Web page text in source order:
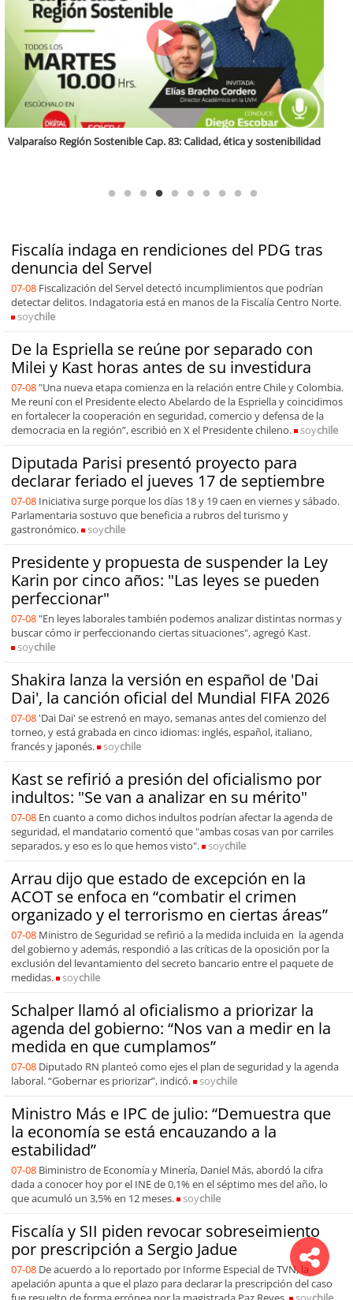
Región Sostenible Cap 60: Economía circular y desarrollo regional
Fiscalía indaga en rendiciones del PDG tras
denuncia del Servel
07-08 Fiscalización del Servel detectó incumplimientos que podrían
detectar delitos. Indagatoria está en manos de la Fiscalía Centro Norte.
soychile
De la Espriella se reúne por separado con
Milei y Kast horas antes de su investidura
07-08 "Una nueva etapa comienza en la relación entre Chile y Colombia.
Me reuní con el Presidente electo Abelardo de la Espriella y coincidimos
en fortalecer la cooperación en seguridad, comercio y defensa de la
democracia en la región”, escribió en X el Presidente chileno.
soychile
Diputada Parisi presentó proyecto para
declarar feriado el jueves 17 de septiembre
07-08 Iniciativa surge porque los días 18 y 19 caen en viernes y sábado.
Parlamentaria sostuvo que beneficia a rubros del turismo y
gastronómico.
soychile
Presidente y propuesta de suspender la Ley
Karin por cinco años: "Las leyes se pueden
perfeccionar"
07-08 "En leyes laborales también podemos analizar distintas normas y
buscar cómo ir perfeccionando ciertas situaciones", agregó Kast.
soychile
Shakira lanza la versión en español de 'Dai
Dai', la canción oficial del Mundial FIFA 2026
07-08 'Dai Dai' se estrenó en mayo, semanas antes del comienzo del
torneo, y está grabada en cinco idiomas: inglés, español, italiano,
francés y japonés.
soychile
Kast se refirió a presión del oficialismo por
indultos: "Se van a analizar en su mérito"
07-08 En cuanto a como dichos indultos podrían afectar la agenda de
seguridad, el mandatario comentó que "ambas cosas van por carriles
separados, y eso es lo que hemos visto".
soychile
Arrau dijo que estado de excepción en la
ACOT se enfoca en “combatir el crimen
organizado y el terrorismo en ciertas áreas”
07-08 Ministro de Seguridad se refirió a la medida incluida en la agenda
del gobierno y además, respondió a las críticas de la oposición por la
exclusión del levantamiento del secreto bancario entre el paquete de
medidas.
soychile
Schalper llamó al oficialismo a priorizar la
agenda del gobierno: “Nos van a medir en la
medida en que cumplamos”
07-08 Diputado RN planteó como ejes el plan de seguridad y la agenda
laboral. “Gobernar es priorizar”, indicó.
soychile
Ministro Más e IPC de julio: “Demuestra que
la economía se está encauzando a la
estabilidad”
07-08 Biministro de Economía y Minería, Daniel Más, abordó la cifra
dada a conocer hoy por el INE de 0,1% en el séptimo mes del año, lo
que acumuló un 3,5% en 12 meses.
soychile
Fiscalía y SII piden revocar sobreseimiento
por prescripción a Sergio Jadue
07-08 De acuerdo a lo reportado por Informe Especial de TVN, la
apelación apunta a que el plazo para declarar la prescripción del caso